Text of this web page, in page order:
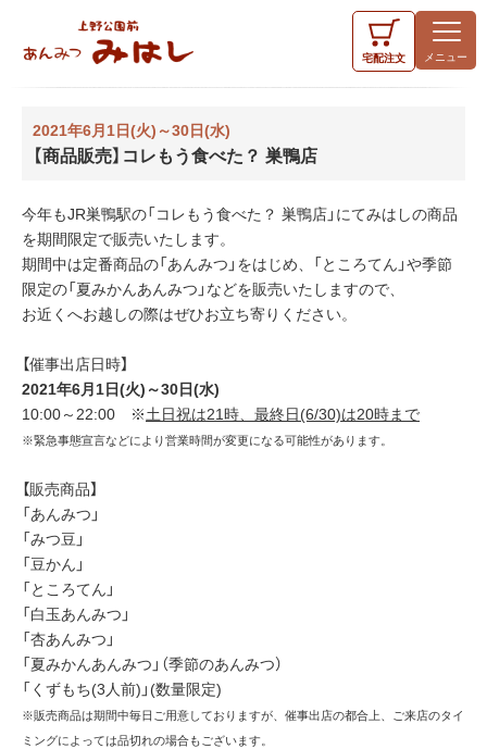
宅配注文
2021年6月1日(火)～30日(水)
【商品販売】コレもう食べた？ 巣鴨店
今年もJR巣鴨駅の「コレもう食べた？ 巣鴨店」にてみはしの商品
を期間限定で販売いたします。
期間中は定番商品の「あんみつ」をはじめ、「ところてん」や季節
限定の「夏みかんあんみつ」などを販売いたしますので、
お近くへお越しの際はぜひお立ち寄りください。
【催事出店日時】
2021年6月1日(火)～30日(水)
10:00～22:00 ※土日祝は21時、最終日(6/30)は20時まで
※緊急事態宣言などにより営業時間が変更になる可能性があります。
【販売商品】
「あんみつ」
「みつ豆」
「豆かん」
「ところてん」
「白玉あんみつ」
「杏あんみつ」
「夏みかんあんみつ」（季節のあんみつ）
「くずもち(3人前)」(数量限定)
※販売商品は期間中毎日ご用意しておりますが、催事出店の都合上、ご来店のタイ
ミングによっては品切れの場合もございます。